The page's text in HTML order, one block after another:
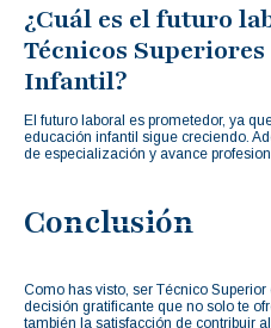
¿Cuál es el futuro
Técnicos
Infantil?
El futuro laboral es prometedor, ya
educación infantil sigue creciendo.
de especialización y avance
Conclusión
Como has visto, ser Técnico
decisión gratificante que no solo te
también la satisfacción de contribuir